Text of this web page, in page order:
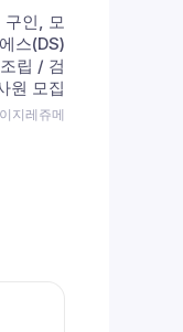
구인, 모
스(DS)
립 / 검
원 모집
지레쥬메